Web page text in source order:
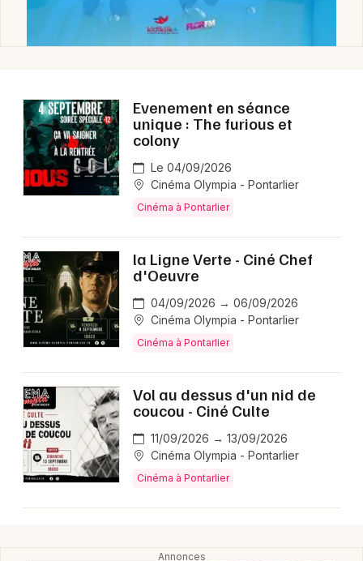
Actus à Pontarlier
Magazine à Pontarlier
Choisir mes départements
Mon email
Je m'abonne
Evenement en séance
unique : The furious et
colony
Le 04/09/2026
Cinéma Olympia - Pontarlier
Cinéma à Pontarlier
la Ligne Verte - Ciné Chef
d'Oeuvre
04/09/2026 → 06/09/2026
Cinéma Olympia - Pontarlier
Cinéma à Pontarlier
Vol au dessus d'un nid de
coucou - Ciné Culte
11/09/2026 → 13/09/2026
Cinéma Olympia - Pontarlier
Cinéma à Pontarlier